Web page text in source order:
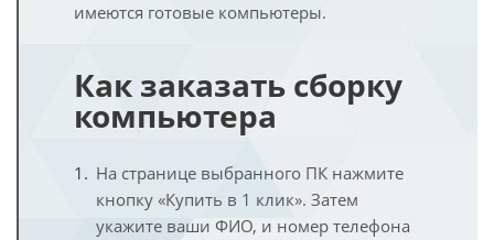
имеются готовые компьютеры.
Как заказать сборку
компьютера
На странице выбранного ПК нажмите
кнопку «Купить в 1 клик». Затем
укажите ваши ФИО, и номер телефона